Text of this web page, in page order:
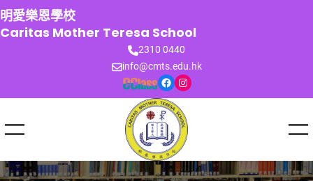
跳
至
主
明愛樂恩學校
Caritas Mother Teresa School
2310 0440
info@cmts.edu.hk
Facebook Instagram